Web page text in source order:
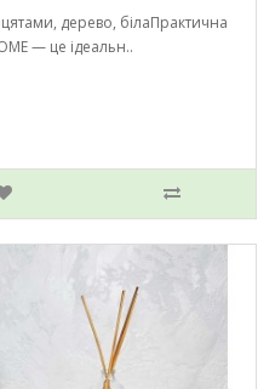
дерево, білаПрактична
— це ідеальн..